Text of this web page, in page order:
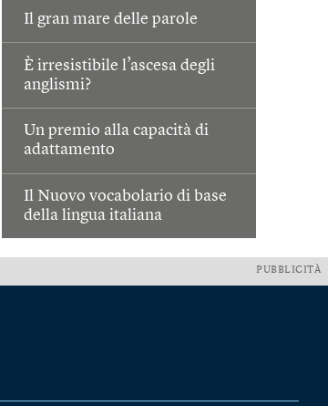
Il gran mare delle parole
È irresistibile l’ascesa degli
anglismi?
Un premio alla capacità di
adattamento
Il Nuovo vocabolario di base
della lingua italiana
PUBBLICITÀ